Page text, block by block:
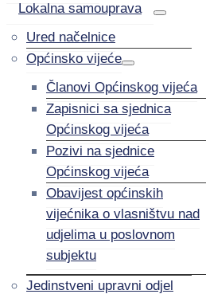
Lokalna samouprava
Ured načelnice
Općinsko vijeće
Članovi Općinskog vijeća
Zapisnici sa sjednica
Općinskog vijeća
Pozivi na sjednice
Općinskog vijeća
Obavijest općinskih
vijećnika o vlasništvu nad
udjelima u poslovnom
subjektu
Jedinstveni upravni odjel